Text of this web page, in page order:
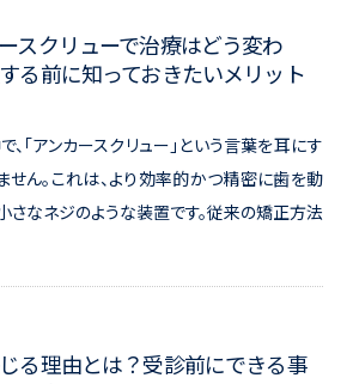
スクリューで治療はどう変わ
る前に知っておきたいメリット
「アンカースクリュー」という言葉を耳にす
せん。これは、より効率的かつ精密に歯を動
なネジのような装置です。従来の矯正方法
る理由とは？受診前にできる事